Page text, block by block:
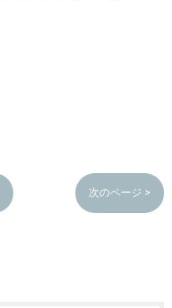
次のページ >